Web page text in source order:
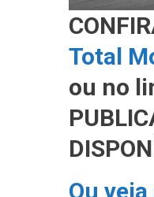
Total
ou no
Ou